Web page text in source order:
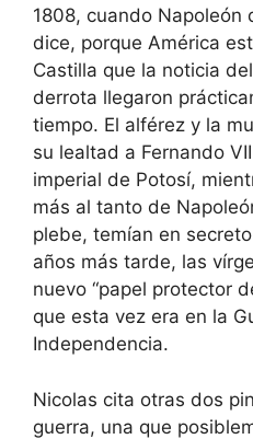
1808, cuando Napoleón
dice, porque América
Castilla que la noticia
derrota llegaron
tiempo. El alférez y la
su lealtad a Fernando
imperial de Potosí,
más al tanto de
plebe, temían en
años más tarde, las
nuevo “papel protector
que esta vez era en la
Independencia.
Nicolas cita otras dos
guerra, una que